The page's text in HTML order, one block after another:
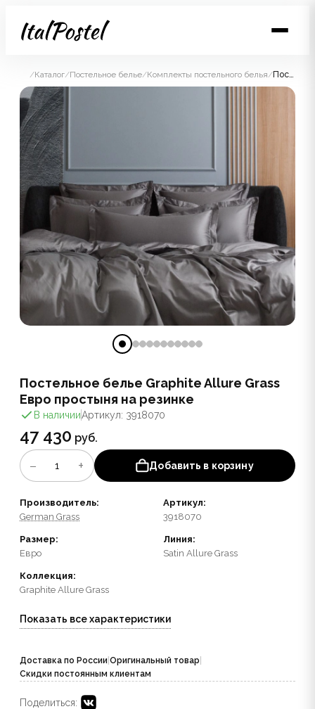
/Каталог/Постельное белье/Комплекты постельного белья/ Постельное белье Graphite Allure Grass Евро простыня на резинке
Постельное белье Graphite Allure Grass
Евро простыня на резинке
В наличииАртикул: 3918070
47 430 руб.
− 1 + Добавить в корзину
Производитель:
German Grass
Артикул:
3918070
Размер:
Евро
Линия:
Satin Allure Grass
Коллекция:
Graphite Allure Grass
Показать все характеристики
Доставка по России Оригинальный товар
Скидки постоянным клиентам
Поделиться: